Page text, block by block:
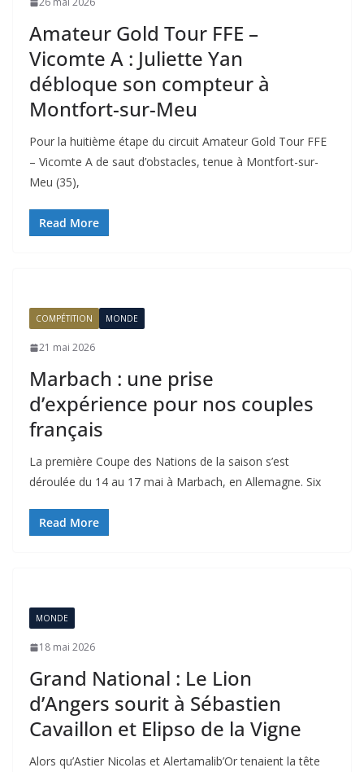
Amateur Gold Tour FFE –
Vicomte A : Juliette Yan
débloque son compteur à
Montfort-sur-Meu
Pour la huitième étape du circuit Amateur Gold Tour FFE
– Vicomte A de saut d’obstacles, tenue à Montfort-sur-
Meu (35),
Read More
COMPÉTITION MONDE
21 mai 2026
Marbach : une prise
d’expérience pour nos couples
français
La première Coupe des Nations de la saison s’est
déroulée du 14 au 17 mai à Marbach, en Allemagne. Six
Read More
MONDE
18 mai 2026
Grand National : Le Lion
d’Angers sourit à Sébastien
Cavaillon et Elipso de la Vigne
Alors qu’Astier Nicolas et Alertamalib’Or tenaient la tête